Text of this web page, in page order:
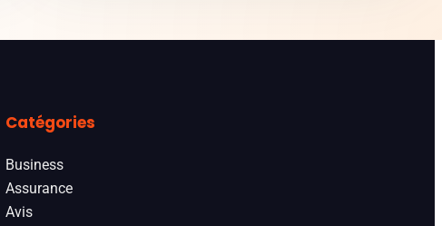
Catégories
Business
Assurance
Avis